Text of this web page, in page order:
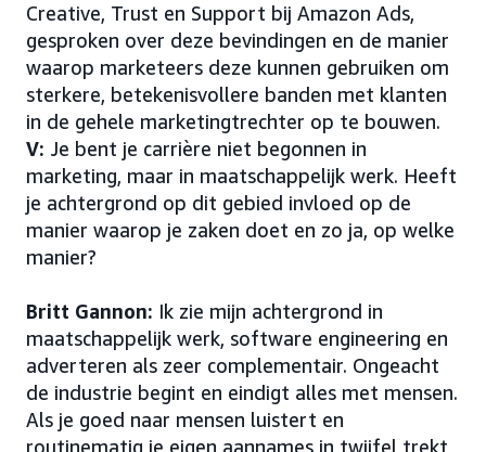
Creative, Trust en Support bij Amazon Ads,
gesproken over deze bevindingen en de manier
waarop marketeers deze kunnen gebruiken om
sterkere, betekenisvollere banden met klanten
in de gehele marketingtrechter op te bouwen.
V: Je bent je carrière niet begonnen in
marketing, maar in maatschappelijk werk. Heeft
je achtergrond op dit gebied invloed op de
manier waarop je zaken doet en zo ja, op welke
manier?
Britt Gannon: Ik zie mijn achtergrond in
maatschappelijk werk, software engineering en
adverteren als zeer complementair. Ongeacht
de industrie begint en eindigt alles met mensen.
Als je goed naar mensen luistert en
routinematig je eigen aannames in twijfel trekt,